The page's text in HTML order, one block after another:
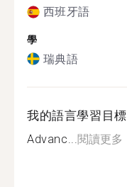
西班牙語
學
瑞典語
我的語言學習目標
Advanc... 閱讀更多